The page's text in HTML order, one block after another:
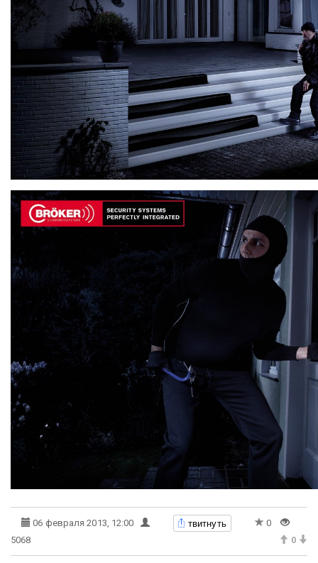
06 февраля 2013, 12:00 твитнуть
0
5068
0